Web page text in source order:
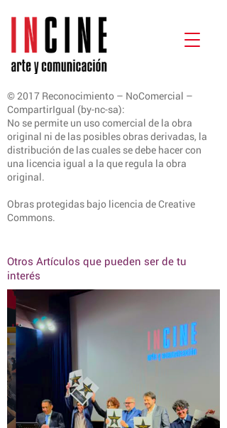
© 2017 Reconocimiento – NoComercial –
CompartirIgual (by-nc-sa):
No se permite un uso comercial de la obra
original ni de las posibles obras derivadas, la
distribución de las cuales se debe hacer con
una licencia igual a la que regula la obra
original.
Obras protegidas bajo licencia de Creative
Commons.
Otros Artículos que pueden ser de tu
interés